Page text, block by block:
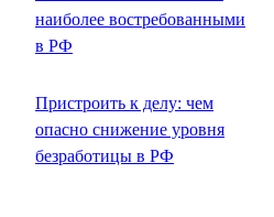
наиболее востребованными
в РФ
Пристроить к делу: чем
опасно снижение уровня
безработицы в РФ